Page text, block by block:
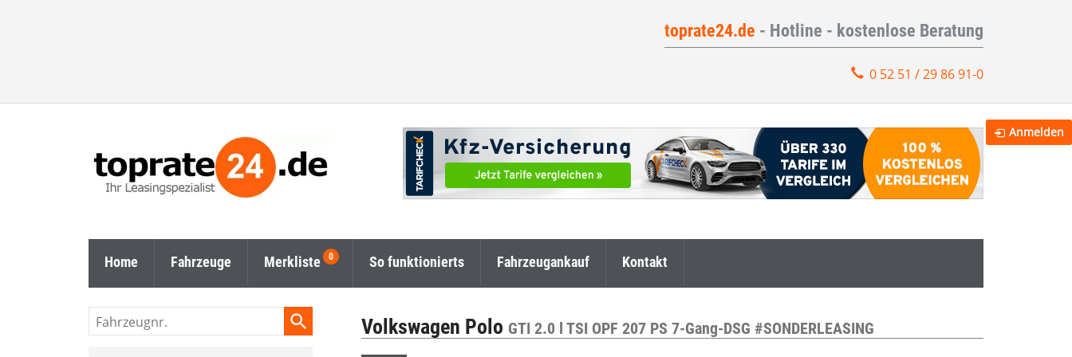
toprate24.de - Hotline - kostenlose Beratung
0 52 51 / 29 86 91-0
Home Fahrzeuge Merkliste So funktionierts Fahrzeugankauf Kontakt
Volkswagen Polo GTI 2.0 l TSI OPF 207 PS 7-Gang-DSG #SONDERLEASING
Fahrzeugnr.
Anmelden